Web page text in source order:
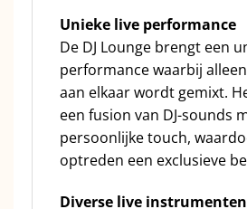
Unieke live performance
De DJ Lounge brengt een
performance waarbij
aan elkaar wordt gemixt.
een fusion van DJ-sounds
persoonlijke touch,
optreden een exclusieve
Diverse live